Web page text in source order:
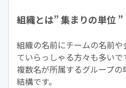
組織とは” 集まりの単位 ”
組織の名前にチームの名前
ていらっしゃる方々も多いで
複数名が所属するグループの
結構です。